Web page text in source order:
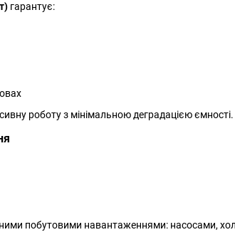
гарантує:
роботу з мінімальною деградацією ємності.
побутовими навантаженнями: насосами,